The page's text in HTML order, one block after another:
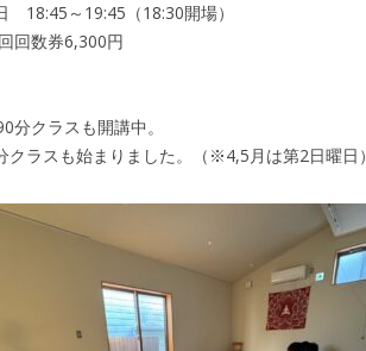
18:45～19:45（18:30開場）
回数券6,300円
分クラスも開講中。
クラスも始まりました。（※4,5月は第2日曜日）